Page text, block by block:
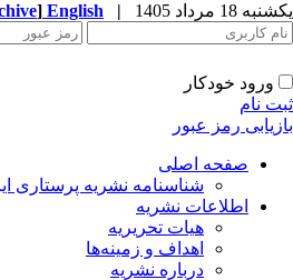
18 مرداد 1405 |
English
]
ورود خودکار
نام
رمز عبور
صفحه اصلی
شناسنامه نشریه پرستاری
اطلاعات نشریه
هیات تحریریه
اهداف و زمینه‌ها
درباره نشریه